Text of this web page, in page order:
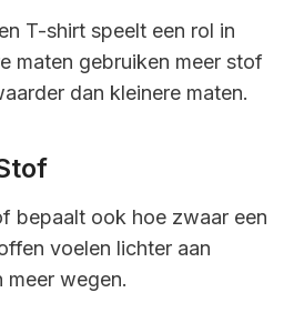
T-shirt speelt een rol in
maten gebruiken meer stof
dan kleinere maten.
bepaalt ook hoe zwaar een
voelen lichter aan
wegen.